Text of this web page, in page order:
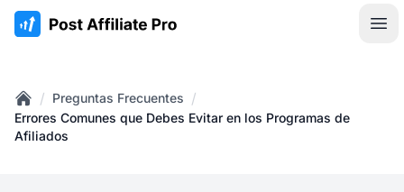
:site.title
Home
/ Preguntas Frecuentes /
Errores Comunes que Debes Evitar en los Programas de
Afiliados